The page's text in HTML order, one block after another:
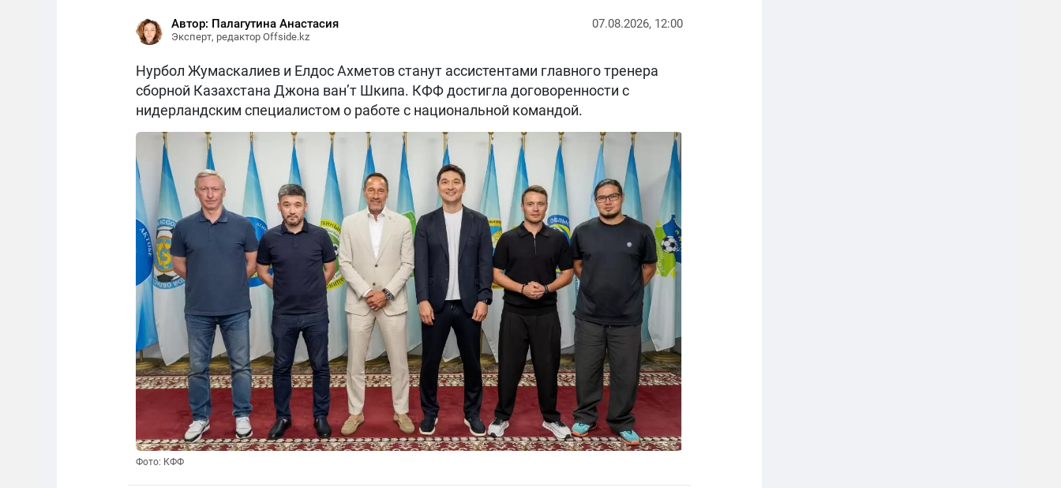
Автор: Палагутина Анастасия
Эксперт, редактор Offside.kz
07.08.2026, 12:00
Нурбол Жумаскалиев и Елдос Ахметов станут ассистентами главного тренера
сборной Казахстана Джона ван’т Шкипа. КФФ достигла договоренности с
нидерландским специалистом о работе с национальной командой.
Фото: КФФ